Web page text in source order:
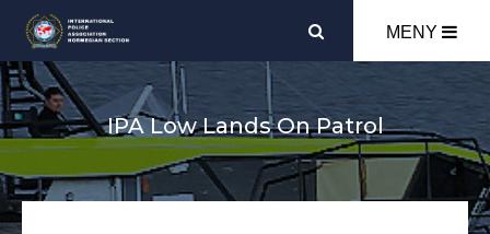
MENY
IPA Low Lands On Patrol